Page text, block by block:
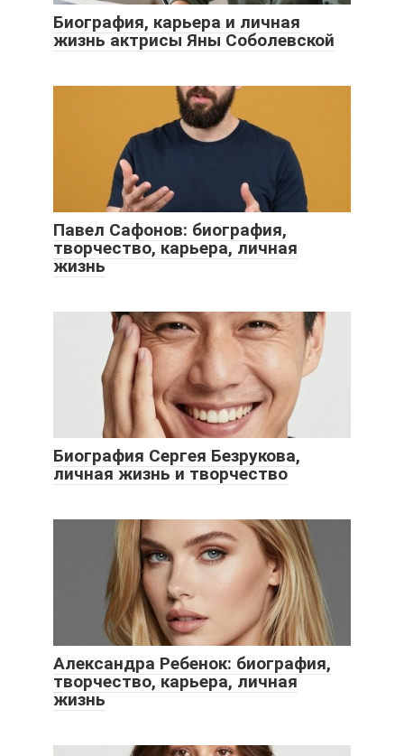
Биография, карьера и личная
жизнь актрисы Яны Соболевской
Павел Сафонов: биография,
творчество, карьера, личная
жизнь
Биография Сергея Безрукова,
личная жизнь и творчество
Александра Ребенок: биография,
творчество, карьера, личная
жизнь